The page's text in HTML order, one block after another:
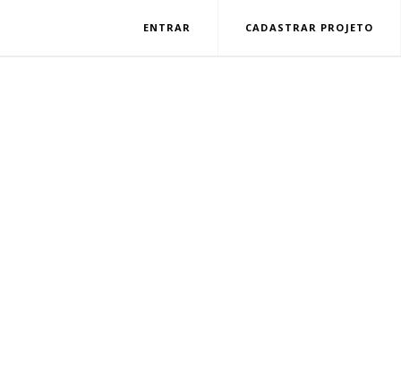
ENTRAR CADASTRAR PROJETO